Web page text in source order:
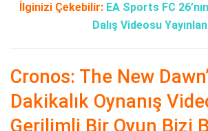
İlginizi Çekebilir: EA Sports FC
Dalış Videosu
Cronos: The New
Dakikalık Oynanış
Gerilimli Bir Oyun Bizi